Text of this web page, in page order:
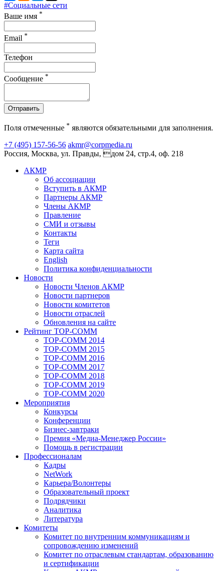
#Социальные сети
Ваше имя *
Email *
Телефон
Сообщение *
Отправить
Поля отмеченные * являются обязательными для заполнения.
+7 (495) 157-56-56 akmr@corpmedia.ru
Россия, Москва, ул. Правды, дом 24, стр.4, оф. 218
АКМР
Об ассоциации
Вступить в АКМР
Партнеры АКМР
Члены АКМР
Правление
СМИ и отзывы
Контакты
Теги
Карта сайта
English
Политика конфиденциальности
Новости
Новости Членов АКМР
Новости партнеров
Новости комитетов
Новости отраслей
Обновления на сайте
Рейтинг TOP-COMM
TOP-COMM 2014
TOP-COMM 2015
TOP-COMM 2016
TOP-COMM 2017
TOP-COMM 2018
TOP-COMM 2019
TOP-COMM 2020
Мероприятия
Конкурсы
Конференции
Бизнес-завтраки
Премия «Медиа-Менеджер России»
Помощь в регистрации
Профессионалам
Кадры
NetWork
Карьера/Волонтеры
Образовательный проект
Подрядчики
Аналитика
Литература
Комитеты
Комитет по внутренним коммуникациям и
сопровождению изменений
Комитет по отраслевым стандартам, образованию
и сертификации